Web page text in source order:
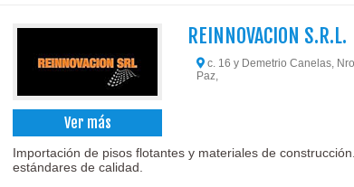
Ver más
REINNOVACION S.R.L.
c. 16 y Demetrio Canelas,
Paz,
Importación de pisos flotantes y materiales de
estándares de calidad.